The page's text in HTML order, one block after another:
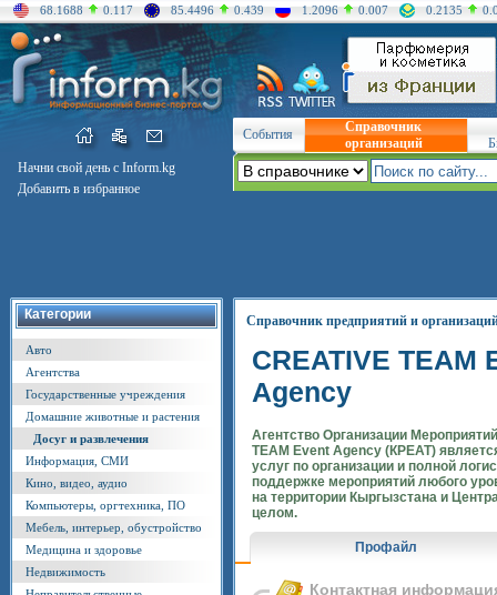
68.1688 0.117 85.4496 0.439 1.2096 0.007 0.2135
Начни свой день с Inform.kg
Добавить в избранное
События
Справочник
организаций
Категории
Авто
Агентства
Государственные учреждения
Домашние животные и растения
Досуг и развлечения
Информация, СМИ
Кино, видео, аудио
Компьютеры, оргтехника, ПО
Мебель, интерьер, обустройство
Медицина и здоровье
Недвижимость
Справочник предприятий и
CREATIVE TEAM
Agency
Агентство Организации
TEAM Event Agency (КРЕАТ)
услуг по организации и полной
поддержке мероприятий любого
на территории Кыргызстана и
целом.
Профайл
Контактная